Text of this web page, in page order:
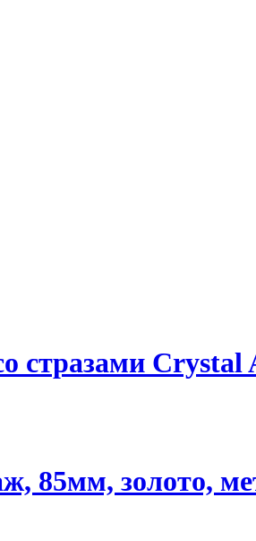
стразами Crystal
85мм, золото,